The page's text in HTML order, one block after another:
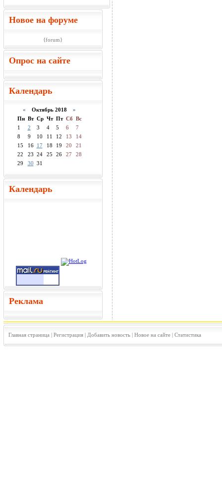
Новое на форуме
{forum}
Опрос на сайте
Календарь
« Октябрь 2018 »
Пн Вт Ср Чт Пт Сб Вс
1
2 3 4 5 6
7
8
9 10 11 12 13
14
15
16 17 18 19 20
21
22
23 24 25 26 27
28
29
30 31
Календарь
Реклама
Главная страница | Регистрация| Добавить новость| Новое на сайте| Статистика